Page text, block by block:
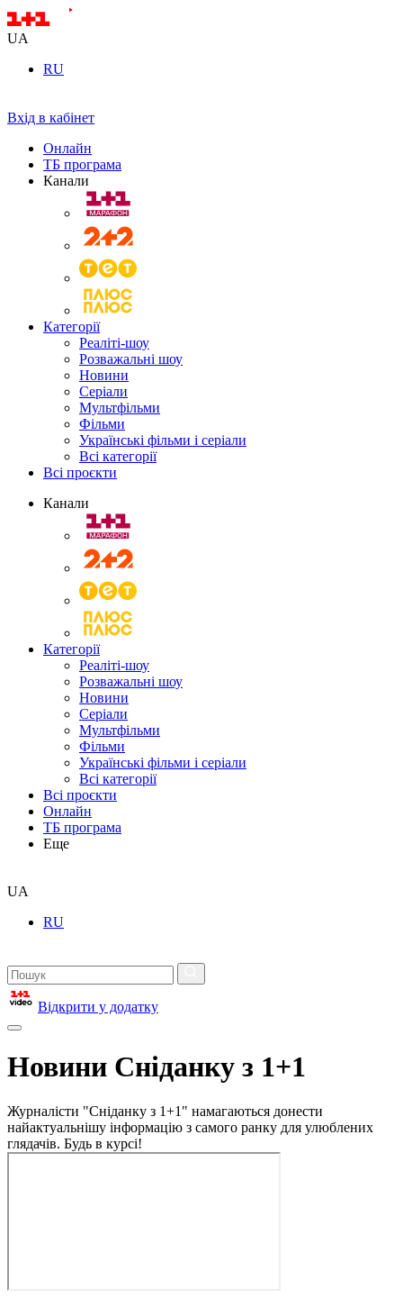
UA
RU
Вхід в кабінет
Онлайн
ТБ програма
Канали
Категорії
Реаліті-шоу
Розважальні шоу
Новини
Серіали
Мультфільми
Фільми
Українські фільми і серіали
Всі категорії
Всі проєкти
Канали
Категорії
Реаліті-шоу
Розважальні шоу
Новини
Серіали
Мультфільми
Фільми
Українські фільми і серіали
Всі категорії
Всі проєкти
Онлайн
ТБ програма
Еще
UA
RU
Відкрити у додатку
Новини Сніданку з 1+1
Журналісти "Сніданку з 1+1" намагаються донести
найактуальнішу інформацію з самого ранку для улюблених
глядачів. Будь в курсі!